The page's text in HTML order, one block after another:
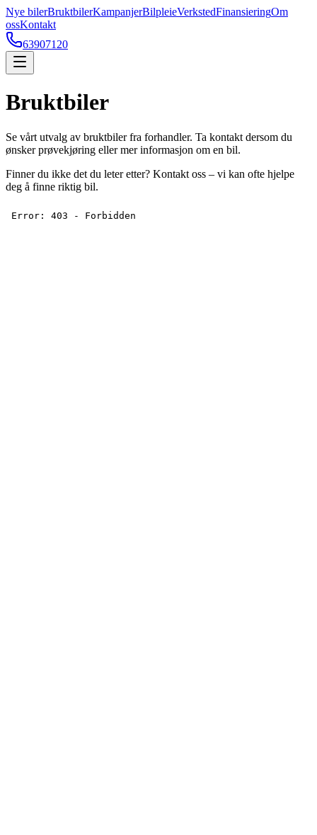
Nye bilerBruktbilerKampanjerBilpleieVerkstedFinansieringOm
ossKontakt
63907120
Bruktbiler
Se vårt utvalg av bruktbiler fra forhandler. Ta kontakt dersom du
ønsker prøvekjøring eller mer informasjon om en bil.
Finner du ikke det du leter etter? Kontakt oss – vi kan ofte hjelpe
deg å finne riktig bil.